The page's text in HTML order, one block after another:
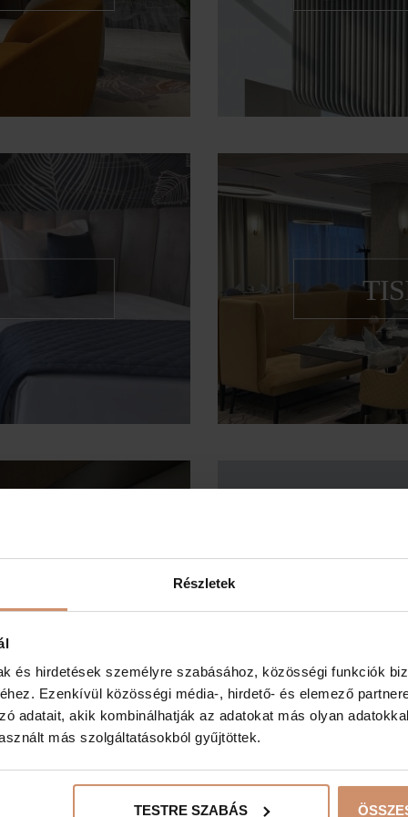
Részletek
és hirdetések személyre szabásához, közösségi funkciók
Ezenkívül közösségi média-, hirdető- és elemező
adatait, akik kombinálhatják az adatokat más olyan
más szolgáltatásokból gyűjtöttek.
TESTRE SZABÁS